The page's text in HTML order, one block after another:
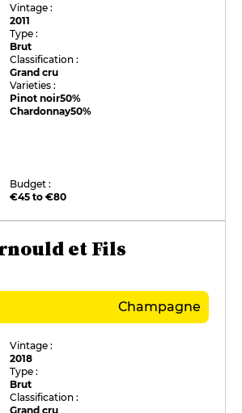
Vintage :
2011
Type :
Brut
Classification :
Grand cru
Varieties :
Pinot noir50%
Chardonnay50%
Budget :
€45 to €80
et Fils
Champagne
Vintage :
2018
Type :
Brut
Classification :
Grand cru